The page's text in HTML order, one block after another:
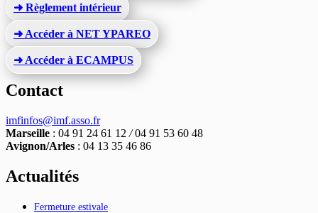
➜ Règlement intérieur
➜ Accéder à NET YPAREO
➜ Accéder à ECAMPUS
Contact
imfinfos@imf.asso.fr
Marseille : 04 91 24 61 12 /04 91 53 60 48
Avignon/Arles : 04 13 35 46 86
Actualités
Fermeture estivale